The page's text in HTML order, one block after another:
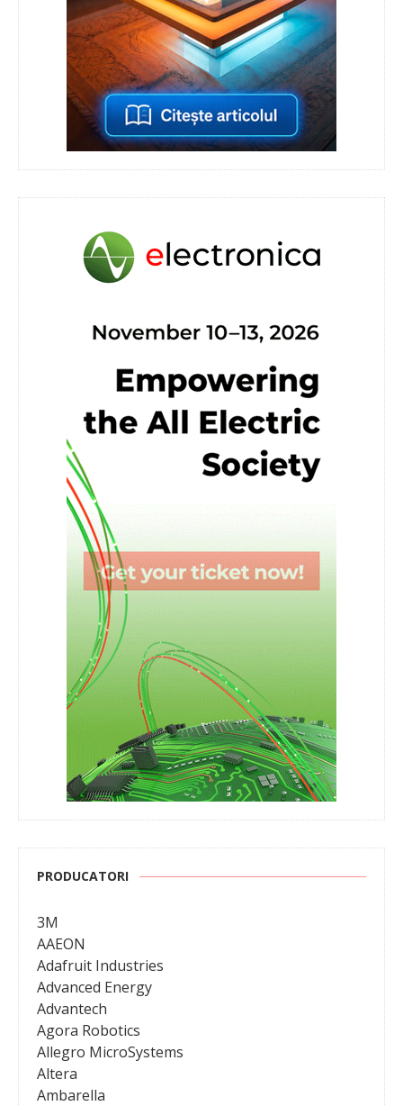
PRODUCATORI
3M
AAEON
Adafruit Industries
Advanced Energy
Advantech
Agora Robotics
Allegro MicroSystems
Altera
Ambarella